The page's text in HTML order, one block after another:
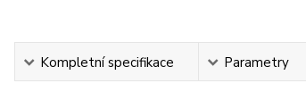
Kompletní specifikace Parametry